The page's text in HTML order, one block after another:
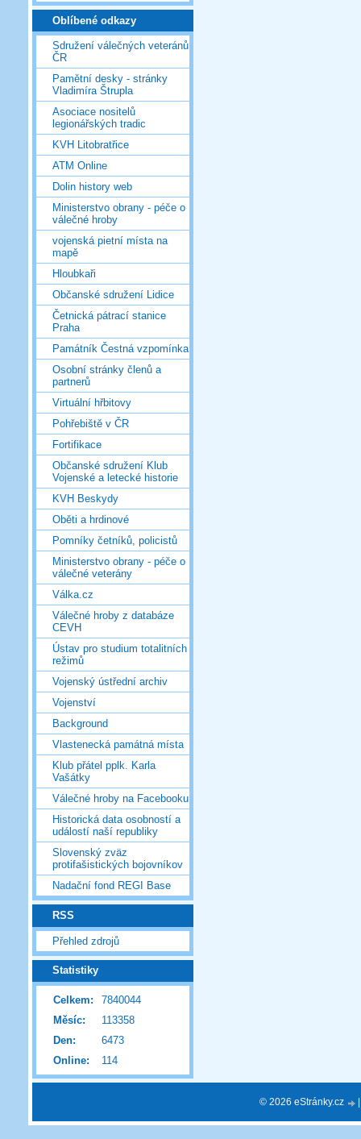
Oblíbené odkazy
Sdružení válečných veteránů
ČR
Pamětní desky - stránky
Vladimíra Štrupla
Asociace nositelů
legionářských tradic
KVH Litobratřice
ATM Online
Dolin history web
Ministerstvo obrany - péče o
válečné hroby
vojenská pietní místa na
mapě
Hloubkaři
Občanské sdružení Lidice
Četnická pátrací stanice
Praha
Památník Čestná vzpomínka
Osobní stránky členů a
partnerů
Virtuální hřbitovy
Pohřebiště v ČR
Fortifikace
Občanské sdružení Klub
Vojenské a letecké historie
KVH Beskydy
Oběti a hrdinové
Pomníky četníků, policistů
Ministerstvo obrany - péče o
válečné veterány
Válka.cz
Válečné hroby z databáze
CEVH
Ústav pro studium totalitních
režimů
Vojenský ústřední archiv
Vojenství
Background
Vlastenecká památná místa
Klub přátel pplk. Karla
Vašátky
Válečné hroby na Facebooku
Historická data osobností a
událostí naší republiky
Slovenský zväz
protifašistických bojovníkov
Nadační fond REGI Base
RSS
Přehled zdrojů
Statistiky
Online: 114
Celkem:
7840044
Měsíc:
113358
Den:
6473
© 2026 eStránky.cz